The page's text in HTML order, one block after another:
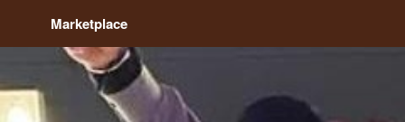
Marketplace